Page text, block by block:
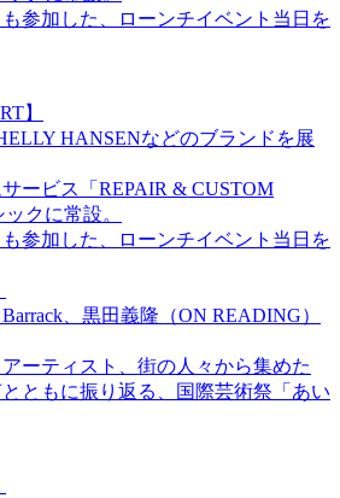
参加した、ローンチイベント当日を
】
HANSENなどのブランドを展
ービス「REPAIR & CUSTOM
クに常設。
参加した、ローンチイベント当日を
、黒田義隆（ON READING）
ーティスト、街の人々から集めた
ともに振り返る、国際芸術祭「あい